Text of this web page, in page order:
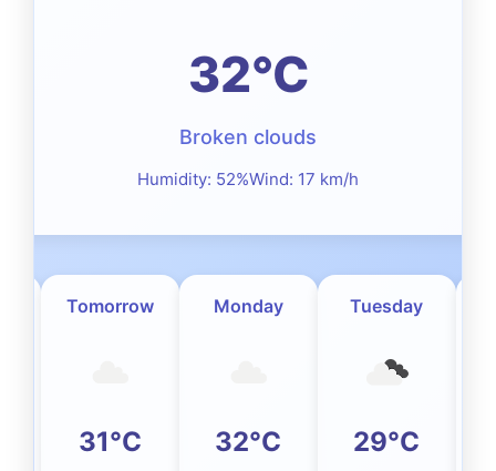
32°C
Broken clouds
Humidity: 52%Wind: 17 km/h
Tomorrow
31°C
Monday
32°C
Tuesday
29°C